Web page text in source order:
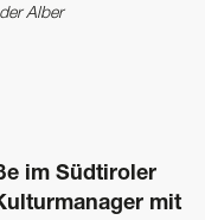
Alber
im Südtiroler
mit